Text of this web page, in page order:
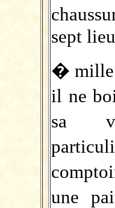
sept
� mille
il ne
sa
une